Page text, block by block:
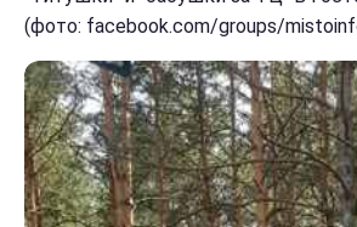
(фото: facebook.com/groups/